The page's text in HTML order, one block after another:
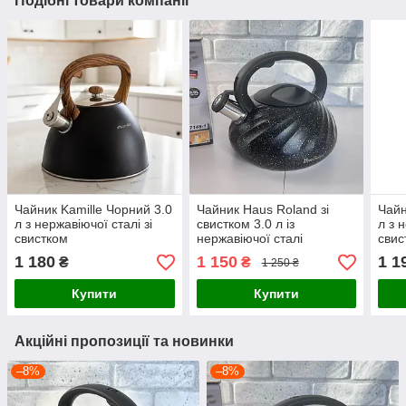
Чайник Kamille Чорний 3.0
л з нержавіючої сталі зі
свистком
1 180 ₴
Купити
Чайник Haus Roland зі
свистком 3.0 л із
нержавіючої сталі
1 150₴ 1 250 ₴
Купити
л з
1
Акційні пропозиції та новинки
–8% –8%